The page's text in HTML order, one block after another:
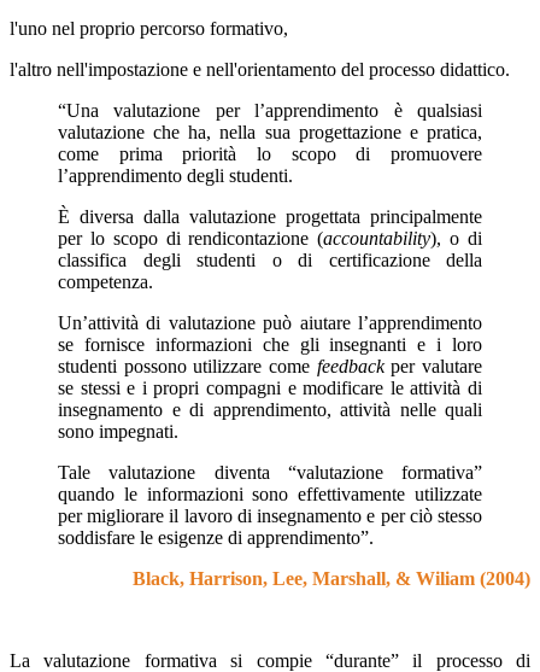
l'uno nel proprio percorso formativo,
l'altro nell'impostazione e nell'orientamento del processo didattico.
“Una valutazione per l’apprendimento è qualsiasi
valutazione che ha, nella sua progettazione e pratica,
come prima priorità lo scopo di promuovere
l’apprendimento degli studenti.
È diversa dalla valutazione progettata principalmente
per lo scopo di rendicontazione (accountability), o di
classifica degli studenti o di certificazione della
competenza.
Un’attività di valutazione può aiutare l’apprendimento
se fornisce informazioni che gli insegnanti e i loro
studenti possono utilizzare come feedbackper valutare
se stessi e i propri compagni e modificare le attività di
insegnamento e di apprendimento, attività nelle quali
sono impegnati.
Tale valutazione diventa “valutazione formativa”
quando le informazioni sono effettivamente utilizzate
per migliorare il lavoro di insegnamento e per ciò stesso
soddisfare le esigenze di apprendimento”.
Black, Harrison, Lee, Marshall, & Wiliam (2004)
La valutazione formativa si compie “durante” il processo di